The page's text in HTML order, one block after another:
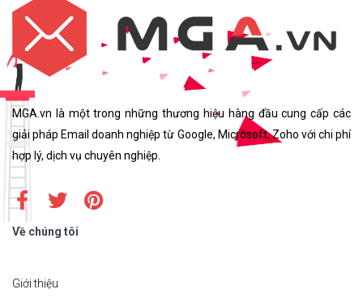
MGA.vn là một trong những thương hiệu hàng đầu cung cấp các
giải pháp Email doanh nghiệp từ Google, Microsoft, Zoho với chi phí
hợp lý, dịch vụ chuyên nghiệp.
Về chúng tôi
Giới thiệu